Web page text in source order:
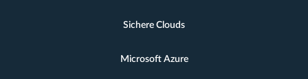
Sichere Clouds
Microsoft Azure